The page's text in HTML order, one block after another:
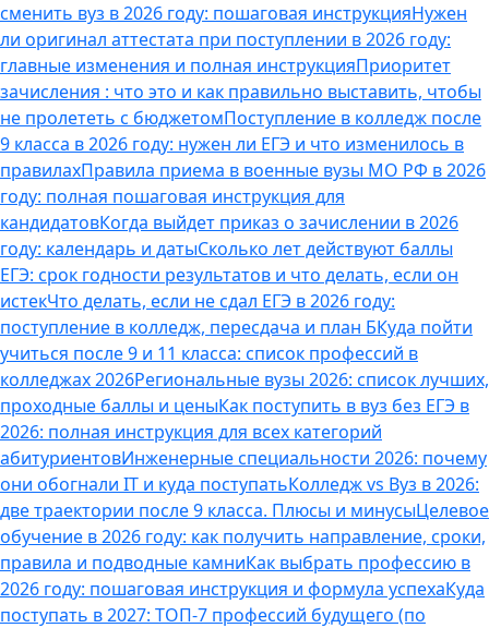
сменить вуз в 2026 году: пошаговая инструкцияНужен
ли оригинал аттестата при поступлении в 2026 году:
главные изменения и полная инструкцияПриоритет
зачисления : что это и как правильно выставить, чтобы
не пролететь с бюджетомПоступление в колледж после
9 класса в 2026 году: нужен ли ЕГЭ и что изменилось в
правилахПравила приема в военные вузы МО РФ в 2026
году: полная пошаговая инструкция для
кандидатовКогда выйдет приказ о зачислении в 2026
году: календарь и датыСколько лет действуют баллы
ЕГЭ: срок годности результатов и что делать, если он
истекЧто делать, если не сдал ЕГЭ в 2026 году:
поступление в колледж, пересдача и план БКуда пойти
учиться после 9 и 11 класса: список профессий в
колледжах 2026Региональные вузы 2026: список лучших,
проходные баллы и ценыКак поступить в вуз без ЕГЭ в
2026: полная инструкция для всех категорий
абитуриентовИнженерные специальности 2026: почему
они обогнали IT и куда поступатьКолледж vs Вуз в 2026:
две траектории после 9 класса. Плюсы и минусыЦелевое
обучение в 2026 году: как получить направление, сроки,
правила и подводные камниКак выбрать профессию в
2026 году: пошаговая инструкция и формула успехаКуда
поступать в 2027: ТОП-7 профессий будущего (по